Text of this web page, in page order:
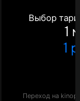
Выбор
1
1
Переход на